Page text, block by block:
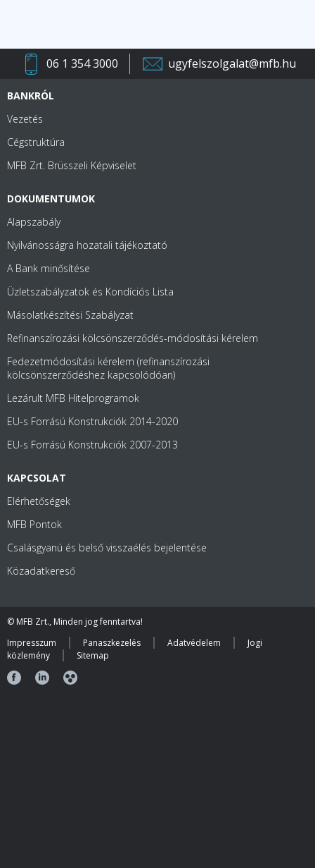
06 1 354 3000 ugyfelszolgalat@mfb.hu
BANKRÓL
Vezetés
Cégstruktúra
MFB Zrt. Brüsszeli Képviselet
DOKUMENTUMOK
Alapszabály
Nyilvánosságra hozatali tájékoztató
A Bank minősítése
Üzletszabályzatok és Kondíciós Lista
Másolatkészítési Szabályzat
Refinanszírozási kölcsönszerződés-módosítási kérelem
Fedezetmódosítási kérelem (refinanszírozási
kölcsönszerződéshez kapcsolódóan)
Lezárult MFB Hitelprogramok
EU-s Forrású Konstrukciók 2014-2020
EU-s Forrású Konstrukciók 2007-2013
KAPCSOLAT
Elérhetőségek
MFB Pontok
Csalásgyanú és belső visszaélés bejelentése
Közadatkereső
© MFB Zrt., Minden jog fenntartva!
Impresszum
Panaszkezelés Adatvédelem
Jogi
közlemény
Sitemap